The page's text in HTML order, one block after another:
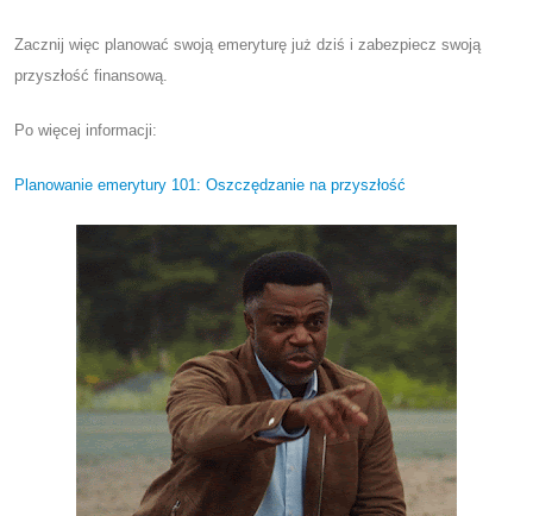
Zacznij więc planować swoją emeryturę już dziś i zabezpiecz swoją
przyszłość finansową.
Po więcej informacji:
Planowanie emerytury 101: Oszczędzanie na przyszłość